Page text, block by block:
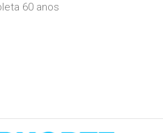
60 anos